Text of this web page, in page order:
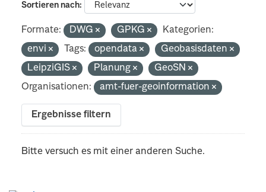
Sortieren nach
Formate: DWG GPKG
Kategorien:
envi
Tags: opendata
Geobasisdaten
LeipziGIS
Planung
GeoSN
Organisationen:
amt-fuer-geoinformation
Ergebnisse filtern
Bitte versuch es mit einer anderen Suche.